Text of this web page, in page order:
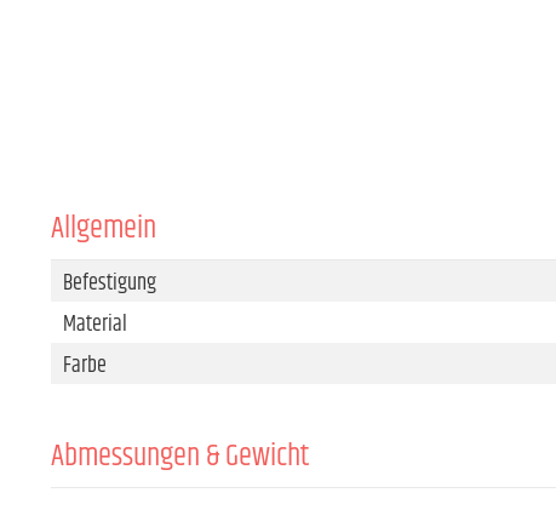
Allgemein
Befestigung
Material
Farbe
Abmessungen & Gewicht